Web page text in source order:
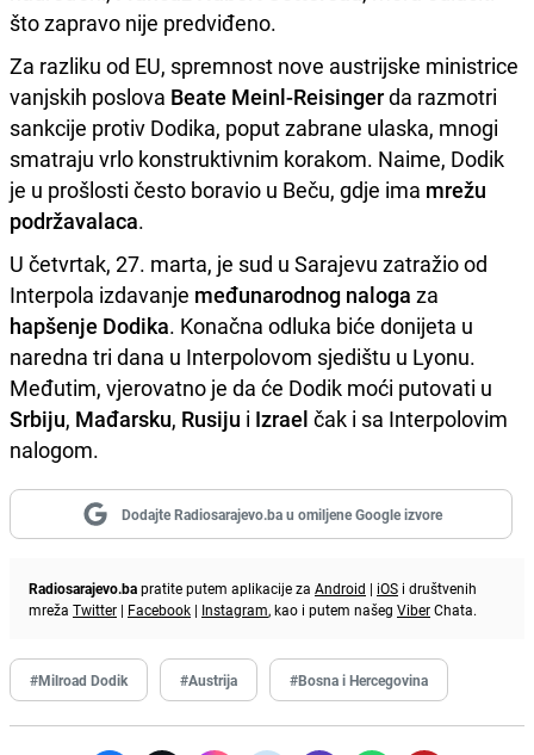
što zapravo nije predviđeno.
Za razliku od EU, spremnost nove austrijske ministrice
vanjskih poslova Beate Meinl-Reisingerda razmotri
sankcije protiv Dodika, poput zabrane ulaska, mnogi
smatraju vrlo konstruktivnim korakom. Naime, Dodik
je u prošlosti često boravio u Beču, gdje ima mrežu
podržavalaca.
U četvrtak, 27. marta, je sud u Sarajevu zatražio od
Interpola izdavanje međunarodnog naloga za
hapšenje Dodika. Konačna odluka biće donijeta u
naredna tri dana u Interpolovom sjedištu u Lyonu.
Međutim, vjerovatno je da će Dodik moći putovati u
Srbiju, Mađarsku, Rusiju i Izrael čak i sa Interpolovim
nalogom.
Dodajte Radiosarajevo.ba u omiljene Google izvore
Radiosarajevo.bapratite putem aplikacije za Android | iOS i društvenih
mreža Twitter | Facebook | Instagram, kao i putem našeg ViberChata.
#Milroad Dodik #Austrija #Bosna i Hercegovina